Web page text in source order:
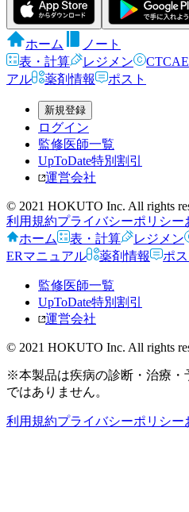
ホーム
ノート
表・計算
レジメン CTCAE
アル
薬剤情報 ポスト
新規登録
ログイン
監修医師一覧
UpToDate特別割引
運営会社
© 2021 HOKUTO Inc. All rights
利用規約プライバシーポリシー
ホーム
表・計算 レジメン
ERマニュアル
薬剤情報 ポス
監修医師一覧
UpToDate特別割引
運営会社
© 2021 HOKUTO Inc. All rights
※本製品は疾病の診断・治療・
ではありません。
利用規約プライバシーポリシー